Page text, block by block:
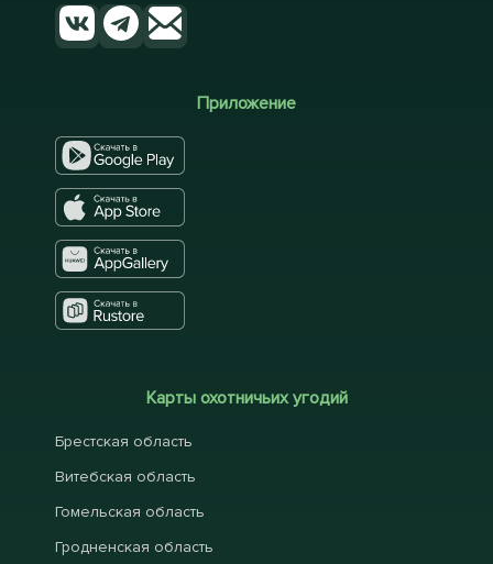
Приложение
Карты охотничьих угодий
Брестская область
Витебская область
Гомельская область
Гродненская область